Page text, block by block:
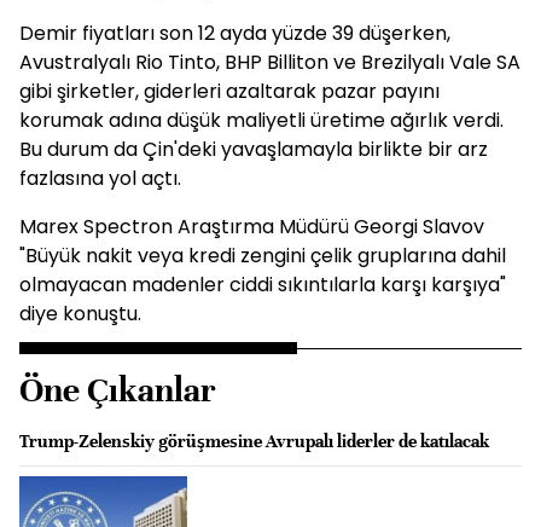
Demir fiyatları son 12 ayda yüzde 39 düşerken,
Avustralyalı Rio Tinto, BHP Billiton ve Brezilyalı Vale SA
gibi şirketler, giderleri azaltarak pazar payını
korumak adına düşük maliyetli üretime ağırlık verdi.
Bu durum da Çin'deki yavaşlamayla birlikte bir arz
fazlasına yol açtı.
Marex Spectron Araştırma Müdürü Georgi Slavov
"Büyük nakit veya kredi zengini çelik gruplarına dahil
olmayacan madenler ciddi sıkıntılarla karşı karşıya"
diye konuştu.
Öne Çıkanlar
Trump-Zelenskiy görüşmesine Avrupalı liderler de katılacak